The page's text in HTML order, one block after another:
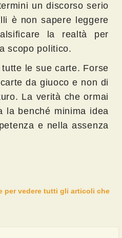
un discorso serio
è non sapere leggere
la realtà per
scopo politico.
le sue carte. Forse
da giuoco e non di
La verità che ormai
la benché minima idea
e nella assenza
per vedere tutti gli articoli che